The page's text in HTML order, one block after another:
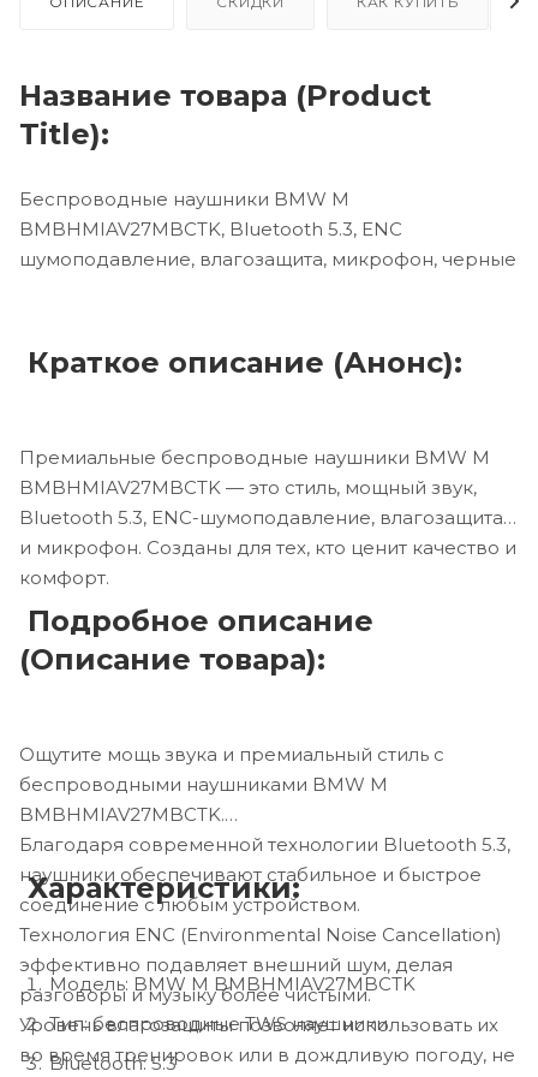
Название товара (Product
Title):
Беспроводные наушники BMW M
BMBHMIAV27MBCTK, Bluetooth 5.3, ENC
шумоподавление, влагозащита, микрофон, черные
Краткое описание (Анонс):
Премиальные беспроводные наушники BMW M
BMBHMIAV27MBCTK — это стиль, мощный звук,
Bluetooth 5.3, ENC-шумоподавление, влагозащита
и микрофон. Созданы для тех, кто ценит качество и
комфорт.
Подробное описание
(Описание товара):
Ощутите мощь звука и премиальный стиль с
беспроводными наушниками BMW M
BMBHMIAV27MBCTK.
Благодаря современной технологии Bluetooth 5.3,
наушники обеспечивают стабильное и быстрое
соединение с любым устройством.
Технология ENC (Environmental Noise Cancellation)
эффективно подавляет внешний шум, делая
разговоры и музыку более чистыми.
Уровень влагозащиты позволяет использовать их
во время тренировок или в дождливую погоду, не
Характеристики:
Модель: BMW M BMBHMIAV27MBCTK
Тип: беспроводные TWS наушники
Bluetooth: 5.3